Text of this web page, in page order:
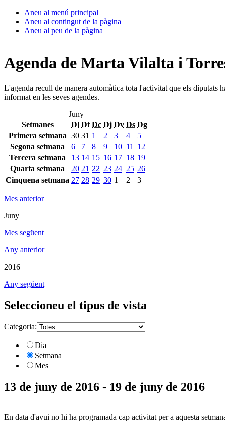
Aneu al menú principal
Aneu al contingut de la pàgina
Aneu al peu de la pàgina
Agenda de Marta Vilalta i
L'agenda recull de manera automàtica tota l'activitat que els diputats
informat en les seves agendes.
Juny
Setmanes
Dl Dt Dc Dj Dv Ds Dg
Primera setmana 30 31 1 2 3 4
5
Segona setmana
6 7 8 9 10 11
12
Tercera setmana
13 14 15 16 17 18 19
Quarta setmana
20 21 22 23 24 25 26
Cinquena setmana 27 28 29 30 1 2 3
Mes anterior
Juny
Mes següent
Any anterior
2016
Any següent
Seleccioneu el tipus de vista
Categoria:
Dia
Setmana
Mes
13 de juny de 2016 - 19 de juny de 2016
En data d'avui no hi ha programada cap activitat per a aquesta